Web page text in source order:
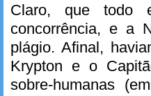
Claro, que todo
concorrência, e a
plágio. Afinal,
Krypton e o
sobre-humanas